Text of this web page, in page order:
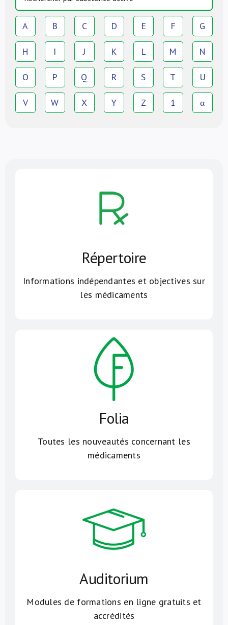
A B C D E F G
H I J K L M N
O P Q R S T U
V W X Y Z 1 α
Répertoire
Informations indépendantes et objectives sur
les médicaments
Folia
Toutes les nouveautés concernant les
médicaments
Auditorium
Modules de formations en ligne gratuits et
accrédités